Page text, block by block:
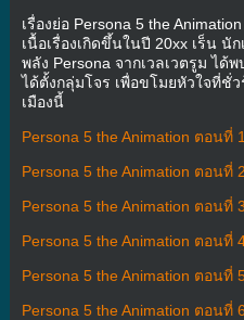
เรื่องย่อ Persona 5 the
เนื้อเรื่องเกิดขึ้นในปี 20xx เร็น นั
พลัง Persona จากเวลเวตรูม ได้
ได้ตั้งกลุ่มโจร เพื่อขโมยหัวใจที่ชั่
เมืองนี้
Persona 5 the Animation ตอนที่
Persona 5 the Animation ตอนที่
Persona 5 the Animation ตอนที่
Persona 5 the Animation ตอนที่
Persona 5 the Animation ตอนที่
Persona 5 the Animation ตอนที่